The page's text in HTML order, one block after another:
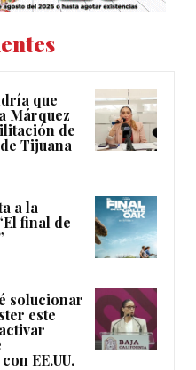
que
Márquez
de
Tijuana
a la
final de
solucionar
este
EE.UU.